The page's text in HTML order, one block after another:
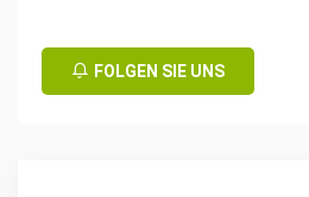
FOLGEN SIE UNS